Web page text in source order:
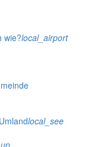
wie?local_airport
local_see